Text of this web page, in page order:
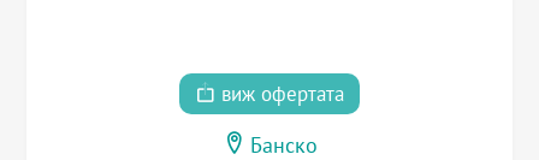
виж офертата
Банско